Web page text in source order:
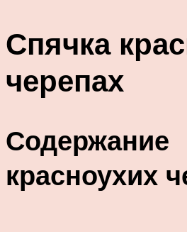
Спячка
черепах
Содержание
красноухих